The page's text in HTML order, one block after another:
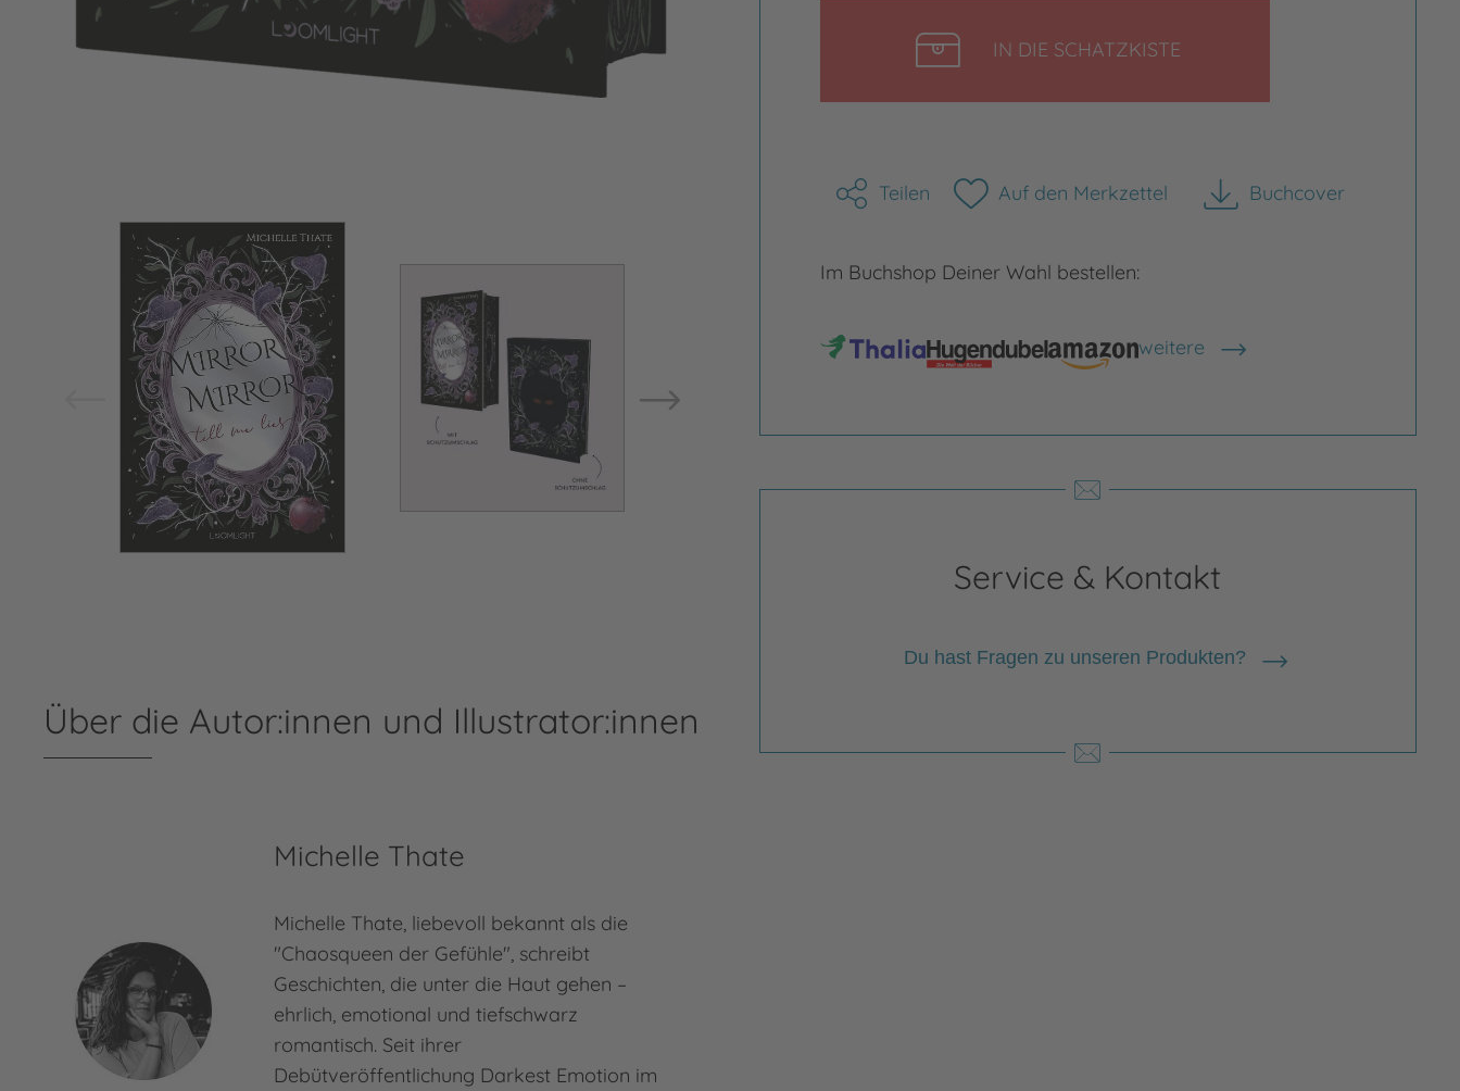
Bild vergrößern
IN DIE SCHATZKISTE
Teilen Auf den Merkzettel Buchcover
herunterladen
Im Buchshop Deiner Wahl bestellen:
weitere
Shops anzeigen
Service & Kontakt
Du hast Fragen zu unseren Produkten?
Über die Autor:innen und Illustrator:innen
Michelle Thate
Michelle Thate, liebevoll bekannt als die
"Chaosqueen der Gefühle", schreibt
Geschichten, die unter die Haut gehen –
ehrlich, emotional und tiefschwarz
romantisch. Seit ihrer
Debütveröffentlichung Darkest Emotion im